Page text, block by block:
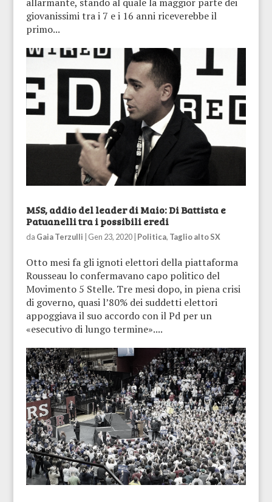
giovanissimi tra i 7 e i 16 anni riceverebbe il
primo...
M5S, addio del leader di Maio: Di Battista e
Patuanelli tra i possibili eredi
da Gaia Terzulli | Gen 23, 2020| Politica, Taglio alto SX
Otto mesi fa gli ignoti elettori della piattaforma
Rousseau lo confermavano capo politico del
Movimento 5 Stelle. Tre mesi dopo, in piena crisi
di governo, quasi l’80% dei suddetti elettori
appoggiava il suo accordo con il Pd per un
«esecutivo di lungo termine»....